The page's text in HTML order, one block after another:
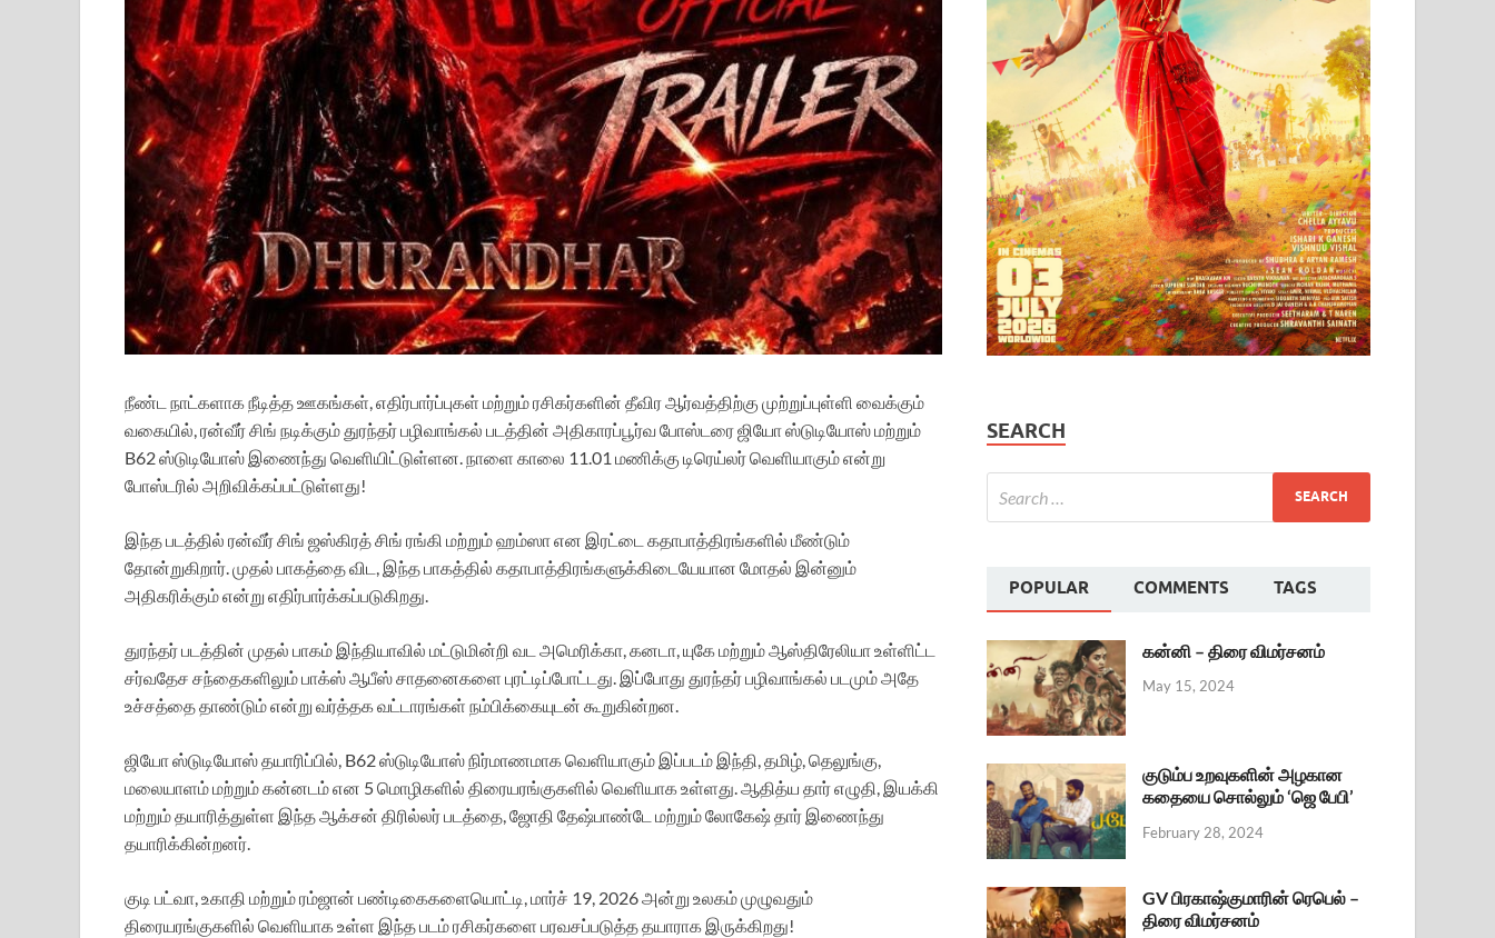
நீண்ட நாட்களாக நீடித்த ஊகங்கள், எதிர்பார்ப்புகள் மற்றும் ரசிகர்களின் தீவிர ஆர்வத்திற்கு முற்றுப்புள்ளி வைக்கும்
வகையில், ரன்வீர் சிங் நடிக்கும் துரந்தர் பழிவாங்கல் படத்தின் அதிகாரப்பூர்வ போஸ்டரை ஜியோ ஸ்டுடியோஸ் மற்றும்
B62 ஸ்டுடியோஸ் இணைந்து வெளியிட்டுள்ளன. நாளை காலை 11.01 மணிக்கு டிரெய்லர் வெளியாகும் என்று
போஸ்டரில் அறிவிக்கப்பட்டுள்ளது!
இந்த படத்தில் ரன்வீர் சிங் ஜஸ்கிரத் சிங் ரங்கி மற்றும் ஹம்ஸா என இரட்டை கதாபாத்திரங்களில் மீண்டும்
தோன்றுகிறார். முதல் பாகத்தை விட, இந்த பாகத்தில் கதாபாத்திரங்களுக்கிடையேயான மோதல் இன்னும்
அதிகரிக்கும் என்று எதிர்பார்க்கப்படுகிறது.
துரந்தர் படத்தின் முதல் பாகம் இந்தியாவில் மட்டுமின்றி வட அமெரிக்கா, கனடா, யுகே மற்றும் ஆஸ்திரேலியா உள்ளிட்ட
சர்வதேச சந்தைகளிலும் பாக்ஸ் ஆபீஸ் சாதனைகளை புரட்டிப்போட்டது. இப்போது துரந்தர் பழிவாங்கல் படமும் அதே
உச்சத்தை தாண்டும் என்று வர்த்தக வட்டாரங்கள் நம்பிக்கையுடன் கூறுகின்றன.
ஜியோ ஸ்டுடியோஸ் தயாரிப்பில், B62 ஸ்டுடியோஸ் நிர்மாணமாக வெளியாகும் இப்படம் இந்தி, தமிழ், தெலுங்கு,
மலையாளம் மற்றும் கன்னடம் என 5 மொழிகளில் திரையரங்குகளில் வெளியாக உள்ளது. ஆதித்ய தார் எழுதி, இயக்கி
மற்றும் தயாரித்துள்ள இந்த ஆக்சன் திரில்லர் படத்தை, ஜோதி தேஷ்பாண்டே மற்றும் லோகேஷ் தார் இணைந்து
தயாரிக்கின்றனர்.
குடி பட்வா, உகாதி மற்றும் ரம்ஜான் பண்டிகைகளையொட்டி, மார்ச் 19, 2026 அன்று உலகம் முழுவதும்
திரையரங்குகளில் வெளியாக உள்ள இந்த படம் ரசிகர்களை பரவசப்படுத்த தயாராக இருக்கிறது!
SEARCH
POPULAR COMMENTS TAGS
கன்னி – திரை விமர்சனம்
May 15, 2024
குடும்ப உறவுகளின் அழகான
கதையை சொல்லும் ‘ஜெ பேபி’
February 28, 2024
GV பிரகாஷ்குமாரின் ரெபெல் –
திரை விமர்சனம்